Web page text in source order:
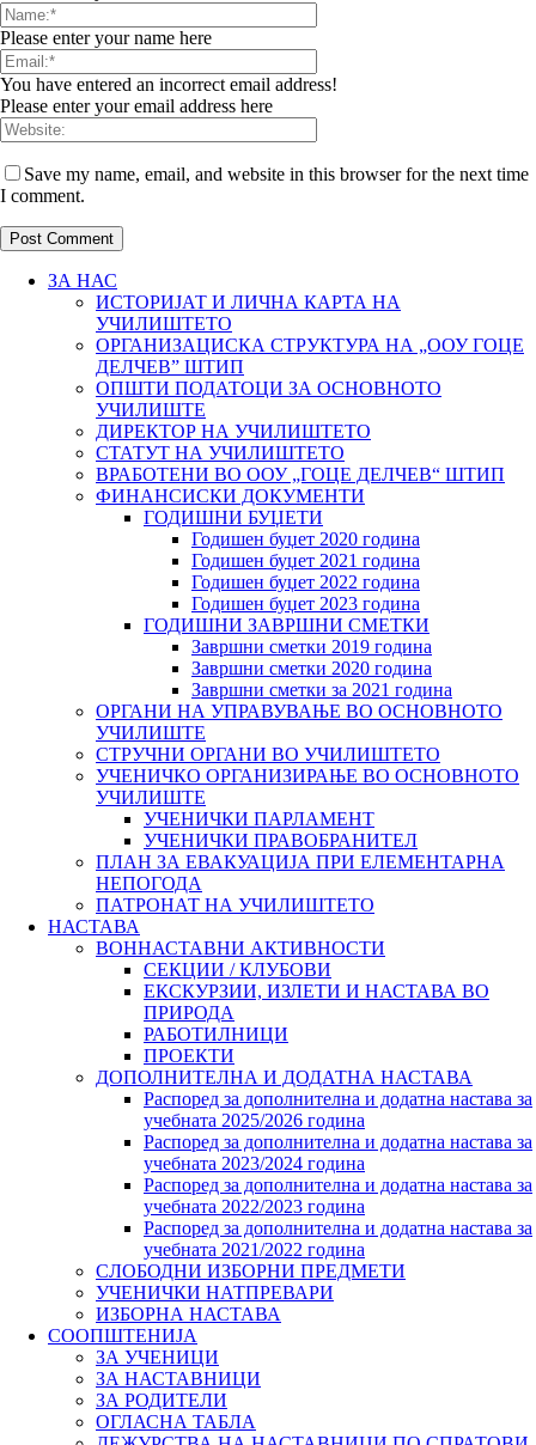
Please enter your name here
You have entered an incorrect email address!
Please enter your email address here
Save my name, email, and website in this browser for the next time
I comment.
ЗА НАС
ИСТОРИЈАТ И ЛИЧНА КАРТА НА
УЧИЛИШТЕТО
ОРГАНИЗАЦИСКА СТРУКТУРА НА „ООУ ГОЦЕ
ДЕЛЧЕВ” ШТИП
ОПШТИ ПОДАТОЦИ ЗА ОСНОВНОТО
УЧИЛИШТЕ
ДИРЕКТОР НА УЧИЛИШТЕТО
СТАТУТ НА УЧИЛИШТЕТО
ВРАБОТЕНИ ВО ООУ „ГОЦЕ ДЕЛЧЕВ“ ШТИП
ФИНАНСИСКИ ДОКУМЕНТИ
ГОДИШНИ БУЏЕТИ
Годишен буџет 2020 година
Годишен буџет 2021 година
Годишен буџет 2022 година
Годишен буџет 2023 година
ГОДИШНИ ЗАВРШНИ СМЕТКИ
Завршни сметки 2019 година
Завршни сметки 2020 година
Завршни сметки за 2021 година
ОРГАНИ НА УПРАВУВАЊЕ ВО ОСНОВНОТО
УЧИЛИШТЕ
СТРУЧНИ ОРГАНИ ВО УЧИЛИШТЕТО
УЧЕНИЧКО ОРГАНИЗИРАЊЕ ВО ОСНОВНОТО
УЧИЛИШТЕ
УЧЕНИЧКИ ПАРЛАМЕНТ
УЧЕНИЧКИ ПРАВОБРАНИТЕЛ
ПЛАН ЗА ЕВАКУАЦИЈА ПРИ ЕЛЕМЕНТАРНА
НЕПОГОДА
ПАТРОНАТ НА УЧИЛИШТЕТО
НАСТАВА
ВОННАСТАВНИ АКТИВНОСТИ
СЕКЦИИ / КЛУБОВИ
ЕКСКУРЗИИ, ИЗЛЕТИ И НАСТАВА ВО
ПРИРОДА
РАБОТИЛНИЦИ
ПРОЕКТИ
ДОПОЛНИТЕЛНА И ДОДАТНА НАСТАВА
Распоред за дополнителна и додатна настава за
учебната 2025/2026 година
Распоред за дополнителна и додатна настава за
учебната 2023/2024 година
Распоред за дополнителна и додатна настава за
учебната 2022/2023 година
Распоред за дополнителна и додатна настава за
учебната 2021/2022 година
СЛОБОДНИ ИЗБОРНИ ПРЕДМЕТИ
УЧЕНИЧКИ НАТПРЕВАРИ
ИЗБОРНА НАСТАВА
СООПШТЕНИЈА
ЗА УЧЕНИЦИ
ЗА НАСТАВНИЦИ
ЗА РОДИТЕЛИ
ОГЛАСНА ТАБЛА